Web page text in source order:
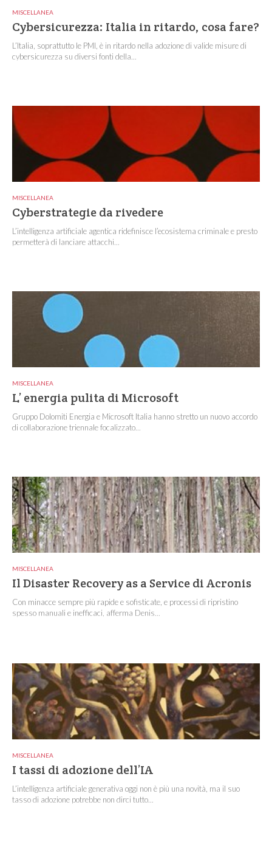
MISCELLANEA
Cybersicurezza: Italia in ritardo, cosa fare?
L’Italia, soprattutto le PMI, è in ritardo nella adozione di valide misure di
cybersicurezza su diversi fonti della...
MISCELLANEA
Cyberstrategie da rivedere
L’intelligenza artificiale agentica ridefinisce l’ecosistema criminale e presto
permetterà di lanciare attacchi...
MISCELLANEA
L’ energia pulita di Microsoft
Gruppo Dolomiti Energia e Microsoft Italia hanno stretto un nuovo accordo
di collaborazione triennale focalizzato...
MISCELLANEA
Il Disaster Recovery as a Service di Acronis
Con minacce sempre più rapide e sofisticate, e processi di ripristino
spesso manuali e inefficaci, afferma Denis...
MISCELLANEA
I tassi di adozione dell’IA
L’intelligenza artificiale generativa oggi non è più una novità, ma il suo
tasso di adozione potrebbe non dirci tutto...